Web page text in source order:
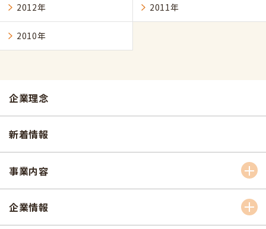
2012年 2011年
2010年
企業理念
新着情報
事業内容
企業情報